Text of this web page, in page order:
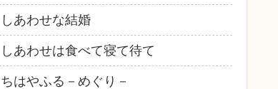
しあわせな結婚
しあわせは食べて寝て待て
ちはやふる－めぐり－